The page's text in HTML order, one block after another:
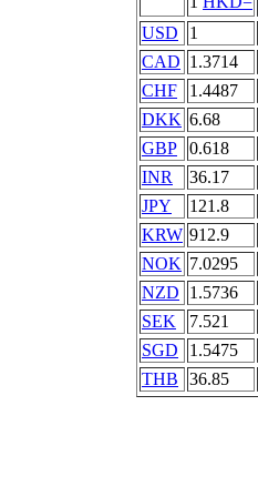
USD
1
CAD 1.3714
CHF
1.4487
DKK 6.68
GBP
0.618
INR
36.17
JPY
121.8
KRW 912.9
NOK 7.0295
NZD
1.5736
SEK
7.521
SGD
1.5475
THB
36.85